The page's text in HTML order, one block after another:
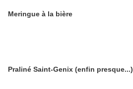
Meringue à la bière
Praliné Saint-Genix (enfin presque...)